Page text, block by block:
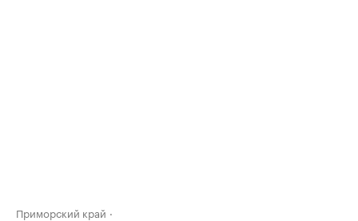
Приморский край